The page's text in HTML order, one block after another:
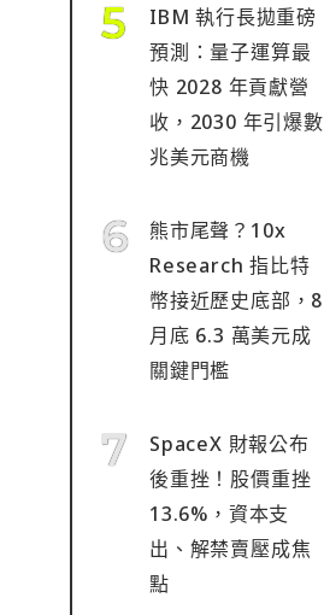
IBM 執行長拋重磅
預測：量子運算最
快 2028 年貢獻營
收，2030 年引爆數
兆美元商機
熊市尾聲？10x
Research 指比特
幣接近歷史底部，8
月底 6.3 萬美元成
關鍵門檻
SpaceX 財報公布
後重挫！股價重挫
13.6%，資本支
出、解禁賣壓成焦
點